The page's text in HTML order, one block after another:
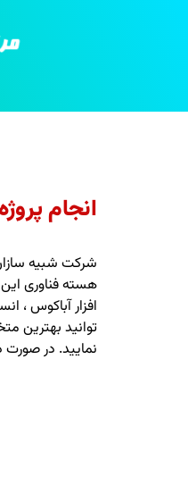
انجام
شرکت شبیه
هسته فناوری
افزار آباکوس ،
نمایید. در